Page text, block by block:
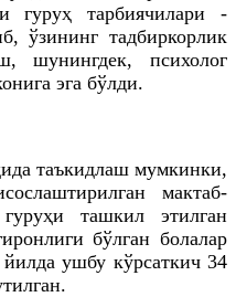
гуруҳ тарбиячилари -
ўзининг тадбиркорлик
шунингдек, психолог
эга бўлди.
таъкидлаш мумкинки,
мактаб-
ташкил этилган
бўлган болалар
ушбу кўрсаткич 34